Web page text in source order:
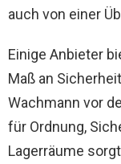
auch von einer
Einige Anbieter
Maß an
Wachmann vor
für Ordnung,
Lagerräume